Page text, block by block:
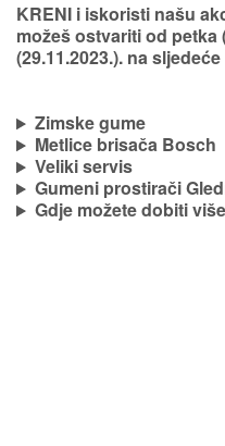
KRENI i iskoristi našu
možeš ostvaritiod petka
(29.11.2023.). na
Zimske gume
Metlice brisača Bosch
Veliki servis
Gumeni prostirači
Gdje možete dobiti